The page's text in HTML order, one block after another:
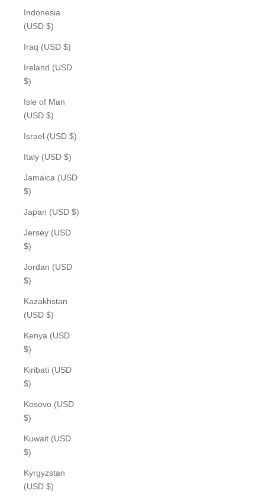
Indonesia
(USD $)
Iraq (USD $)
Ireland (USD
$)
Isle of Man
(USD $)
Israel (USD $)
Italy (USD $)
Jamaica (USD
$)
Japan (USD $)
Jersey (USD
$)
Jordan (USD
$)
Kazakhstan
(USD $)
Kenya (USD
$)
Kiribati (USD
$)
Kosovo (USD
$)
Kuwait (USD
$)
Kyrgyzstan
(USD $)